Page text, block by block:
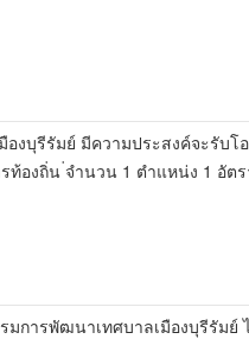
องบุรีรัมย์ มีความประสงค์จะรับ
ท้องถิ่น ่จำนวน 1 ตำแหน่ง 1 อัต
การพัฒนาเทศบาลเมืองบุรีรัมย์